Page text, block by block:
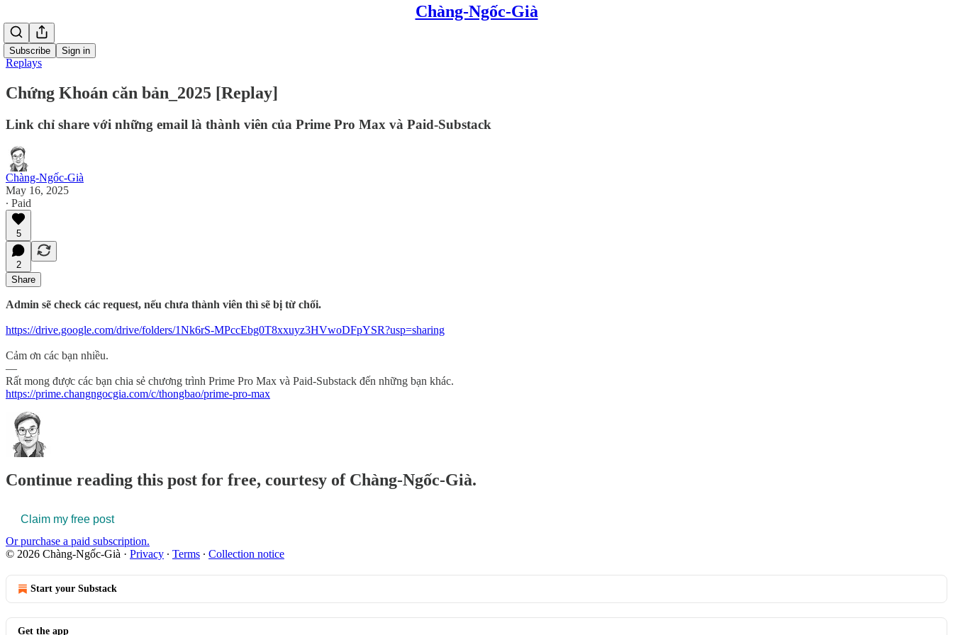
Chàng-Ngốc-Già
Subscribe Sign in
Replays
Chứng Khoán căn bản_2025 [Replay]
Link chỉ share với những email là thành viên của Prime Pro Max và Paid-Substack
Chàng-Ngốc-Già
May 16, 2025
∙ Paid
5
2
Share
Admin sẽ check các request, nếu chưa thành viên thì sẽ bị từ chối.
https://drive.google.com/drive/folders/1Nk6rS-MPccEbg0T8xxuyz3HVwoDFpYSR?usp=sharing
Cảm ơn các bạn nhiều.
—
Rất mong được các bạn chia sẻ chương trình Prime Pro Max và Paid-Substack đến những bạn khác.
https://prime.changngocgia.com/c/thongbao/prime-pro-max
Continue reading this post for free, courtesy of Chàng-Ngốc-Già.
Claim my free post
Or purchase a paid subscription.
© 2026 Chàng-Ngốc-Già · Privacy ∙ Terms ∙ Collection notice
Start your Substack
Get the app